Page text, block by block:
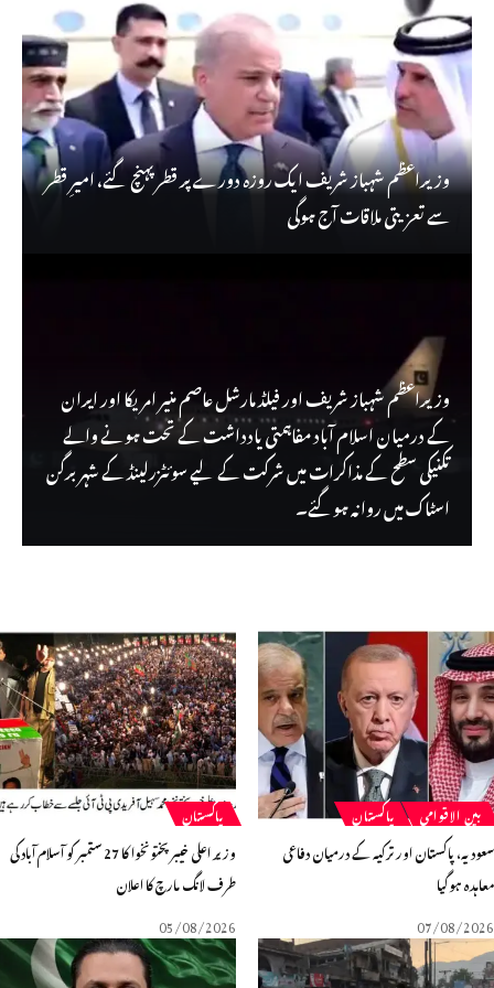
وزیراعظم شہباز شریف ایک روزہ دورے پر قطر پہنچ گئے، امیرِ قطر
سے تعزیتی ملاقات آج ہوگی
وزیراعظم شہباز شریف اور فیلڈ مارشل عاصم منیر امریکا اور ایران
کے درمیان اسلام آباد مفاہمتی یادداشت کے تحت ہونے والے
تکنیکی سطح کے مذاکرات میں شرکت کے لیے سوئٹزرلینڈ کے شہر برگن
اسٹاک میں روانہ ہوگئے۔
بین الاقوامی پاکستان
پاکستان اور ترکیہ کے درمیان دفاعی
ہوگیا
07/08/
پاکستان
وزیر اعلی خیبر پختونخوا کا 27 ستمبر کو آسلام آباد کی
طرف لانگ مارچ کا اعلان
05/08/2026